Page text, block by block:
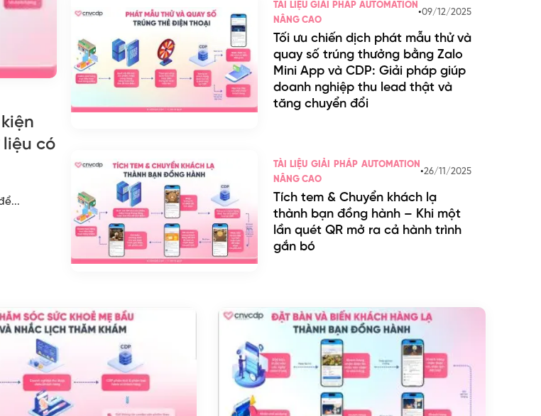
có
TÀI LIỆU GIẢI PHÁP AUTOMATION
NÂNG CAO
•09/12/2025
Tối ưu chiến dịch phát mẫu thử và
quay số trúng thưởng bằng Zalo
Mini App và CDP: Giải pháp giúp
doanh nghiệp thu lead thật và
tăng chuyển đổi
TÀI LIỆU GIẢI PHÁP AUTOMATION
NÂNG CAO
•26/11/2025
Tích tem & Chuyển khách lạ
thành bạn đồng hành – Khi một
lần quét QR mở ra cả hành trình
gắn bó